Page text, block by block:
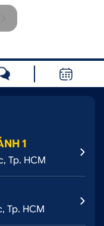
1
Tp. HCM
Tp. HCM